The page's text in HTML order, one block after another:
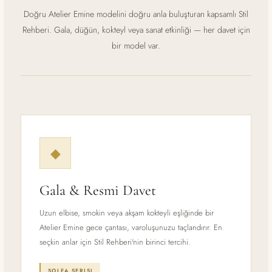
Doğru Atelier Emine modelini doğru anla buluşturan kapsamlı Stil
Rehberi. Gala, düğün, kokteyl veya sanat etkinliği — her davet için
bir model var.
◆
Gala & Resmi Davet
Uzun elbise, smokin veya akşam kokteyli eşliğinde bir
Atelier Emine gece çantası, varoluşunuzu taçlandırır. En
seçkin anlar için Stil Rehberi'nin birinci tercihi.